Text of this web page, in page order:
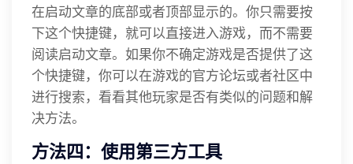
在启动文章的底部或者顶部显示的。你只需要按
下这个快捷键，就可以直接进入游戏，而不需要
阅读启动文章。如果你不确定游戏是否提供了这
个快捷键，你可以在游戏的官方论坛或者社区中
进行搜索，看看其他玩家是否有类似的问题和解
决方法。
方法四：使用第三方工具